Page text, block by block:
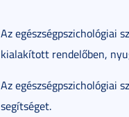
Az egészségpszichológiai
kialakított rendelőben,
Az egészségpszichológiai
segítséget.